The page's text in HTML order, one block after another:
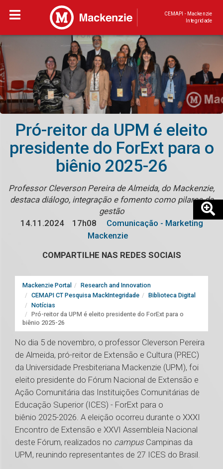
CEMAPI - Mackenzie
Integridade
Pró-reitor da UPM é eleito
presidente do ForExt para o
biênio 2025-26
Professor Cleverson Pereira de Almeida, do Mackenzie,
destaca diálogo, integração e fomento como pilares da
gestão
14.11.2024
17h08
Comunicação - Marketing
Mackenzie
COMPARTILHE NAS REDES SOCIAIS
Mackenzie Portal
Research and Innovation
CEMAPI CT Pesquisa MackIntegridade
Biblioteca Digital
Notícias
Pró-reitor da UPM é eleito presidente do ForExt para o
biênio 2025-26
No dia 5 de novembro, o professor Cleverson Pereira
de Almeida, pró-reitor de Extensão e Cultura (PREC)
da Universidade Presbiteriana Mackenzie (UPM), foi
eleito presidente do Fórum Nacional de Extensão e
Ação Comunitária das Instituições Comunitárias de
Educação Superior (ICES) - ForExt para o
biênio 2025-2026. A eleição ocorreu durante o XXXI
Encontro de Extensão e XXVI Assembleia Nacional
deste Fórum, realizados no campus Campinas da
UPM, reunindo representantes de 27 ICES do Brasil.